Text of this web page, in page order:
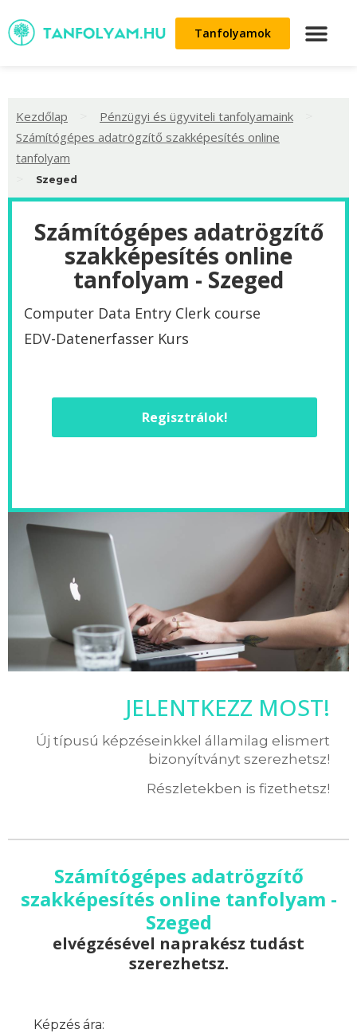
Tanfolyamok
Kezdőlap Pénzügyi és ügyviteli tanfolyamaink
Számítógépes adatrögzítő szakképesítés online
tanfolyam
Szeged
Számítógépes adatrögzítő
szakképesítés online
tanfolyam - Szeged
Computer Data Entry Clerk course
EDV-Datenerfasser Kurs
Regisztrálok!
JELENTKEZZ MOST!
Új típusú képzéseinkkel államilag elismert
bizonyítványt szerezhetsz!
Részletekben is fizethetsz!
Számítógépes adatrögzítő
szakképesítés online tanfolyam -
Szeged
elvégzésével naprakész tudást
szerezhetsz.
Képzés ára: